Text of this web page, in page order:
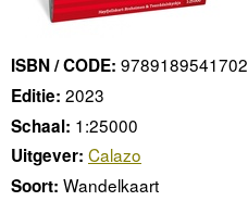
ISBN / CODE: 9789189541702
Editie: 2023
Schaal: 1:25000
Uitgever: Calazo
Soort: Wandelkaart